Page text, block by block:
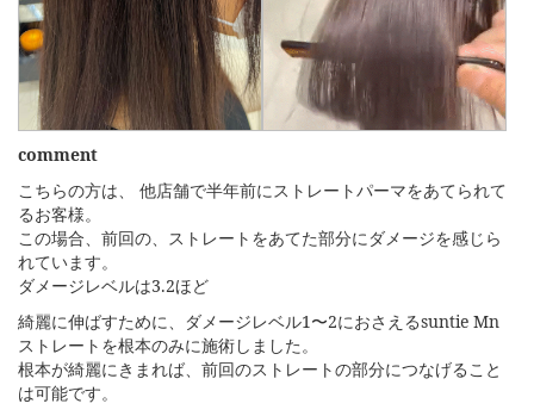
comment
こちらの方は、 他店舗で半年前にストレートパーマをあてられて
るお客様。
この場合、前回の、ストレートをあてた部分にダメージを感じら
れています。
ダメージレベルは3.2ほど
綺麗に伸ばすために、ダメージレベル1〜2におさえるsuntie Mn
ストレートを根本のみに施術しました。
根本が綺麗にきまれば、前回のストレートの部分につなげること
は可能です。